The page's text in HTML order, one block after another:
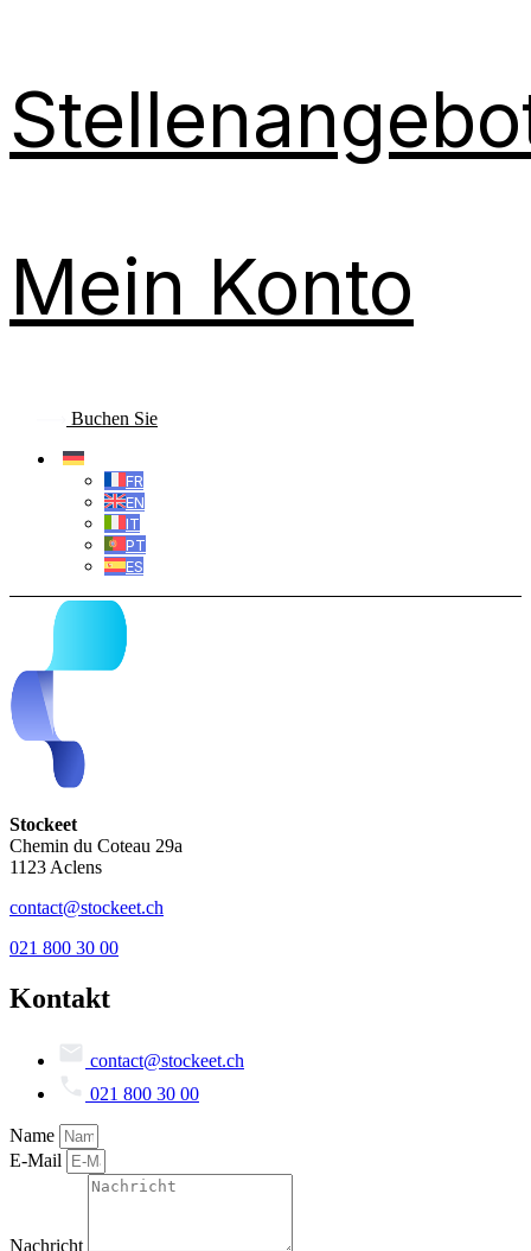
Mein Konto
Buchen Sie
FR
EN
IT
PT
ES
Stockeet
Chemin du Coteau 29a
1123 Aclens
contact@stockeet.ch
021 800 30 00
Kontakt
contact@stockeet.ch
021 800 30 00
Name
E-Mail
Nachricht